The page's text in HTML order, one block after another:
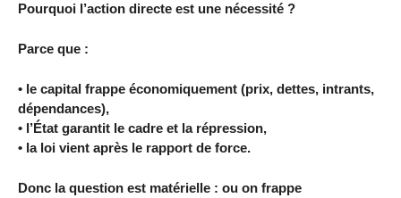
Pourquoi l’action directe est une nécessité ?
Parce que :
• le capital frappe économiquement (prix, dettes, intrants,
dépendances),
• l’État garantit le cadre et la répression,
• la loi vient après le rapport de force.
Donc la question est matérielle : ou on frappe